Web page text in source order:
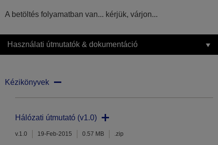
A betöltés folyamatban van... kérjük, várjon...
Használati útmutatók & dokumentáció
Kézikönyvek
Hálózati útmutató (v1.0)
v.1.0 19-Feb-2015 0.57 MB .zip